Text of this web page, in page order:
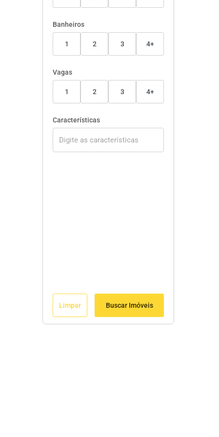
Banheiros
1 2 3 4+
Vagas
1 2 3 4+
Características
Limpar Buscar Imóveis